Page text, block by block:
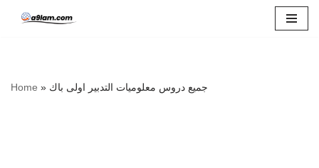
Home » جميع دروس معلوميات التدبير اولى باك